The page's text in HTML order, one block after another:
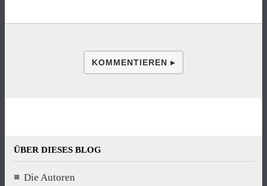
KOMMENTIEREN ▸
ÜBER DIESES BLOG
Die Autoren